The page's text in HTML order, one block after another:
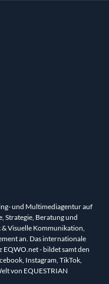
und Multimediagentur auf
Strategie, Beratung und
Visuelle Kommunikation,
an. Das internationale
- bildet samt den
Instagram, TikTok,
von EQUESTRIAN